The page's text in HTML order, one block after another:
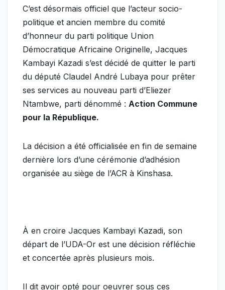
C’est désormais officiel que l’acteur socio-
politique et ancien membre du comité
d’honneur du parti politique Union
Démocratique Africaine Originelle, Jacques
Kambayi Kazadi s’est décidé de quitter le parti
du député Claudel André Lubaya pour prêter
ses services au nouveau parti d’Eliezer
Ntambwe, parti dénommé : Action Commune
pour la République.
La décision a été officialisée en fin de semaine
dernière lors d’une cérémonie d’adhésion
organisée au siège de l’ACR à Kinshasa.
À en croire Jacques Kambayi Kazadi, son
départ de l’UDA-Or est une décision réfléchie
et concertée après plusieurs mois.
Il dit avoir opté pour oeuvrer sous ces